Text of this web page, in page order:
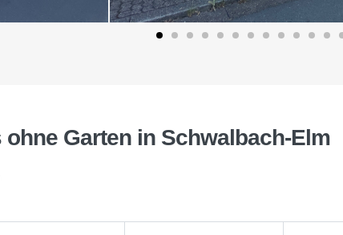
Garten in Schwalbach-Elm